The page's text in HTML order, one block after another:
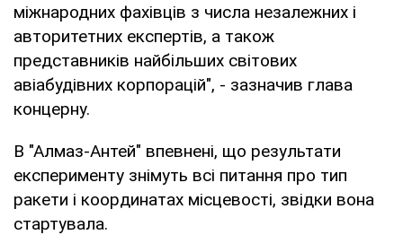
міжнародних фахівців з числа незалежних і
авторитетних експертів, а також
представників найбільших світових
авіабудівних корпорацій", - зазначив глава
концерну.
В "Алмаз-Антей" впевнені, що результати
експерименту знімуть всі питання про тип
ракети і координатах місцевості, звідки вона
стартувала.